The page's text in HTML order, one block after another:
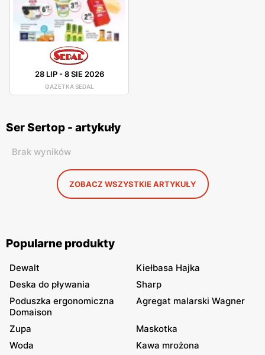
28 LIP-8 SIE 2026
GAZETKA SEDAL
Ser Sertop - artykuły
Brak wyników
ZOBACZ WSZYSTKIE ARTYKUŁY
Popularne produkty
Dewalt
Kiełbasa Hajka
Deska do pływania
Sharp
Poduszka ergonomiczna
Domaison
Agregat malarski Wagner
Zupa
Maskotka
Woda
Kawa mrożona